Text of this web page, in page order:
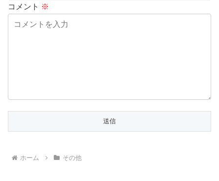
コメント ※
ホーム その他